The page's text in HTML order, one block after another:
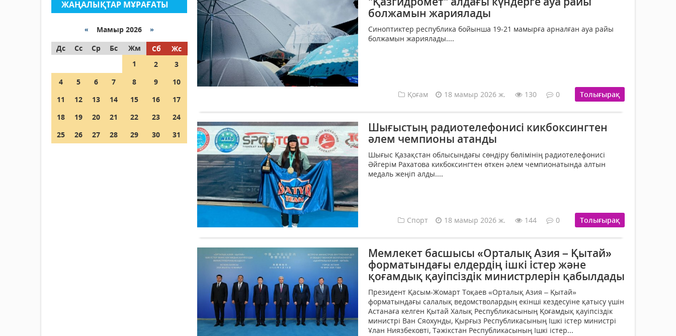
ЖАҢАЛЫҚТАР МҰРАҒАТЫ
« Мамыр 2026 »
Дс
Сс Ср Бс Жм Сб
Жс
1
2
3
4
5 6 7 8 9
10
11
12 13 14 15 16
17
18
19 20 21 22 23
24
25
26 27 28 29 30 31
болжамын жариялады
Синоптиктер республика бойынша 19-21 мамырға арналған ауа райы
болжамын жариялады....
Қоғам 18 мамыр 2026 ж. 130 0 Толығырақ
Шығыстың радиотелефонисі кикбоксингтен
әлем чемпионы атанды
Шығыс Қазақстан облысындағы сөндіру бөлімінің радиотелефонисі
Әйгерім Рахатова кикбоксингтен өткен әлем чемпионатында алтын
медаль жеңіп алды....
Спорт 18 мамыр 2026 ж. 144 0 Толығырақ
Мемлекет басшысы «Орталық Азия – Қытай»
форматындағы елдердің ішкі істер және
қоғамдық қауіпсіздік министрлерін қабылдады
Президент Қасым-Жомарт Тоқаев «Орталық Азия – Қытай»
форматындағы салалық ведомстволардың екінші кездесуіне қатысу үшін
Астанаға келген Қытай Халық Республикасының Қоғамдық қауіпсіздік
министрі Ван Сяохунды, Қырғыз Республикасының Ішкі істер министрі
Ұлан Ниязбековті, Тәжікстан Республикасының Ішкі істер...